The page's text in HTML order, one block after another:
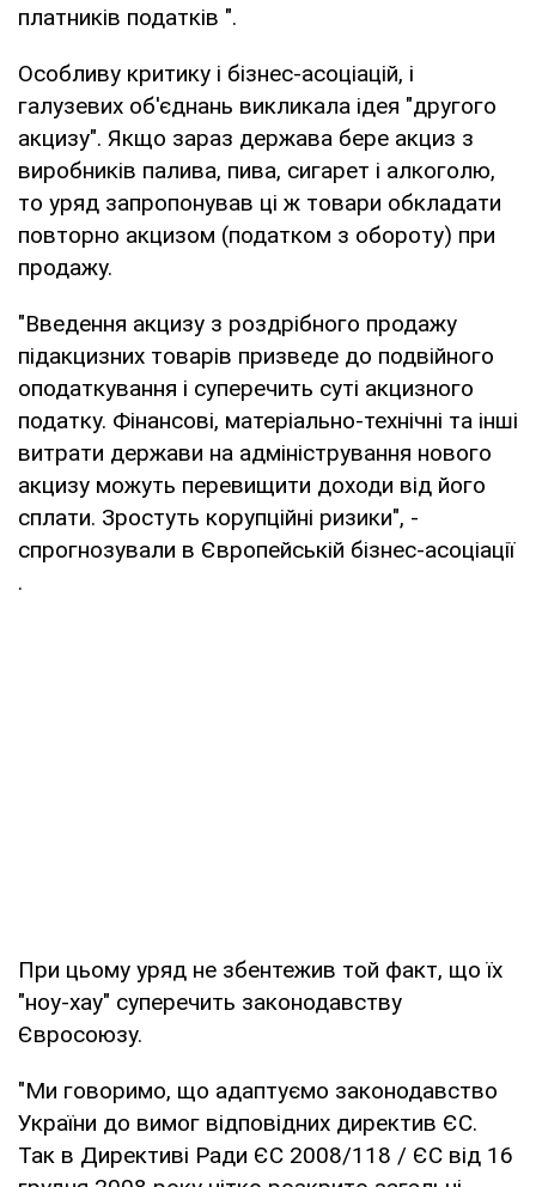
платників податків ".
Особливу критику і бізнес-асоціацій, і
галузевих об'єднань викликала ідея "другого
акцизу". Якщо зараз держава бере акциз з
виробників палива, пива, сигарет і алкоголю,
то уряд запропонував ці ж товари обкладати
повторно акцизом (податком з обороту) при
продажу.
"Введення акцизу з роздрібного продажу
підакцизних товарів призведе до подвійного
оподаткування і суперечить суті акцизного
податку. Фінансові, матеріально-технічні та інші
витрати держави на адміністрування нового
акцизу можуть перевищити доходи від його
сплати. Зростуть корупційні ризики", -
спрогнозували в Європейській бізнес-асоціації
.
При цьому уряд не збентежив той факт, що їх
"ноу-хау" суперечить законодавству
Євросоюзу.
"Ми говоримо, що адаптуємо законодавство
України до вимог відповідних директив ЄС.
Так в Директиві Ради ЄС 2008/118 / ЄС від 16